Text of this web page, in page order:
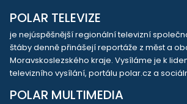
POLAR TELEVIZE
je nejúspěšnější regionální televizní
štáby denně přinášejí reportáže z měst a
Moravskoslezského kraje. Vysíláme je k
televizního vysílání, portálu polar.cz a
POLAR MULTIMEDIA